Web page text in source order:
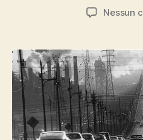
articolo Nessun